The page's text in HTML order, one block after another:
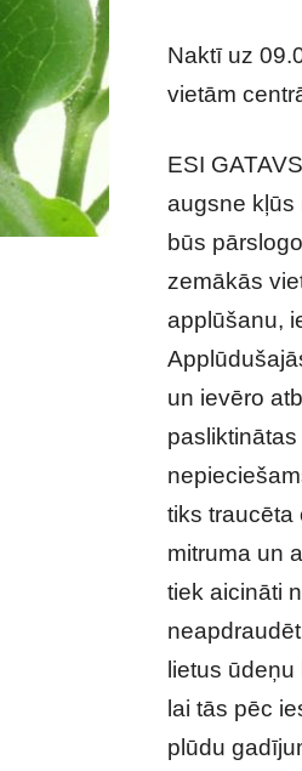
Naktī uz
vietām
ESI
augsne kļūs
būs
zemākās
applūšanu,
un ievēro
tiks traucēta
mitruma un
tiek aicināti
lietus
lai tās pēc
plūdu